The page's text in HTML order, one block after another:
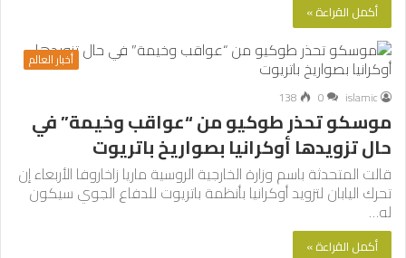
أكمل القراءة »
أخبار العالم
islamic
0
138
موسكو تحذر طوكيو من “عواقب وخيمة” في
حال تزويدها أوكرانيا بصواريخ باتريوت
قالت المتحدثة باسم وزارة الخارجية الروسية ماريا زاخاروفا الأربعاء إن
تحرك اليابان لتزويد أوكرانيا بأنظمة باتريوت للدفاع الجوي سيكون
له…
أكمل القراءة »